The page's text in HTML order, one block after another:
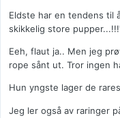
Eldste har en tendens til
skikkelig store
Eeh, flaut ja.. Men jeg
rope sånt ut. Tror ingen
Hun yngste lager de
Jeg ler også av raringer